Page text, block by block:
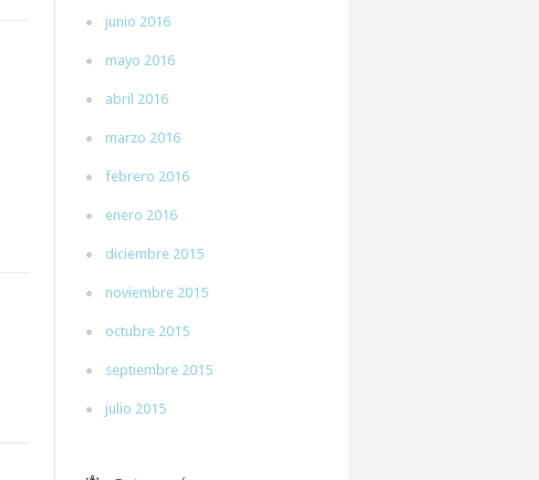
junio 2016
mayo 2016
abril 2016
marzo 2016
febrero 2016
enero 2016
diciembre 2015
noviembre 2015
octubre 2015
septiembre 2015
julio 2015